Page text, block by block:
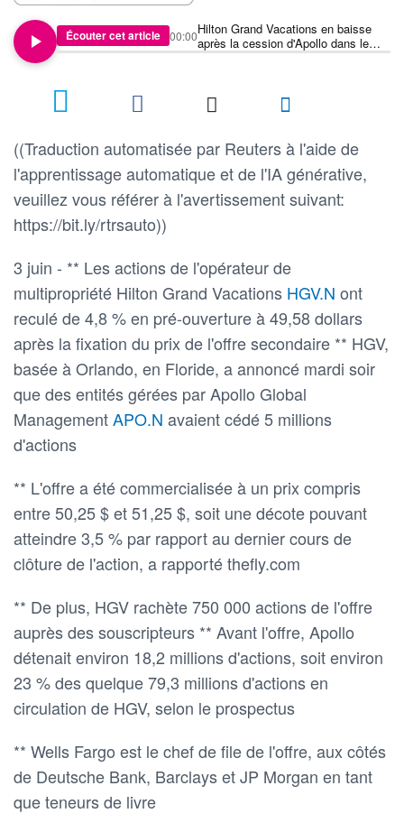
Écouter cet article
Hilton Grand Vacations en baisse
après la cession d'Apollo dans le
cadre d'une offre secondaire
00:00
((Traduction automatisée par Reuters à l'aide de
l'apprentissage automatique et de l'IA générative,
veuillez vous référer à l'avertissement suivant:
https://bit.ly/rtrsauto))
3 juin - ** Les actions de l'opérateur de
multipropriété Hilton Grand Vacations HGV.N ont
reculé de 4,8 % en pré-ouverture à 49,58 dollars
après la fixation du prix de l'offre secondaire ** HGV,
basée à Orlando, en Floride, a annoncé mardi soir
que des entités gérées par Apollo Global
ManagementAPO.N avaient cédé 5 millions
d'actions
** L'offre a été commercialisée à un prix compris
entre 50,25 $ et 51,25 $, soit une décote pouvant
atteindre 3,5 % par rapport au dernier cours de
clôture de l'action, a rapporté thefly.com
** De plus, HGV rachète 750 000 actions de l'offre
auprès des souscripteurs ** Avant l'offre, Apollo
détenait environ 18,2 millions d'actions, soit environ
23 % des quelque 79,3 millions d'actions en
circulation de HGV, selon le prospectus
** Wells Fargo est le chef de file de l'offre, aux côtés
de Deutsche Bank, Barclays et JP Morgan en tant
que teneurs de livre